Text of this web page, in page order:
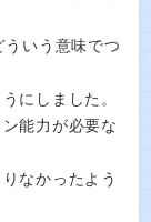
いう意味でつ
にしました。
能力が必要な
なかったよう